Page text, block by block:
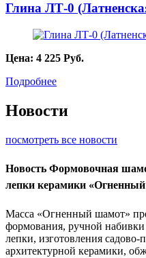
Глина ЛТ-0
Цена: 4 225 Руб.
Подробнее
Новости
посмотреть все новости
Новость Формовочная
лепки керамики
Масса «Огненный шамот»
формования, ручной
лепки, изготовления садово-
архитектурной керамики,